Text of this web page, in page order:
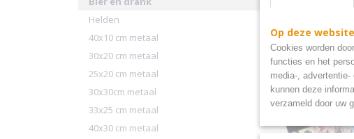
Helden
40x10 cm metaal
30x20 cm metaal
25x20 cm metaal
30x30cm metaal
33x25 cm metaal
40x30 cm metaal
Op deze
Cookies worden
functies en het
media-,
kunnen deze
verzameld door uw